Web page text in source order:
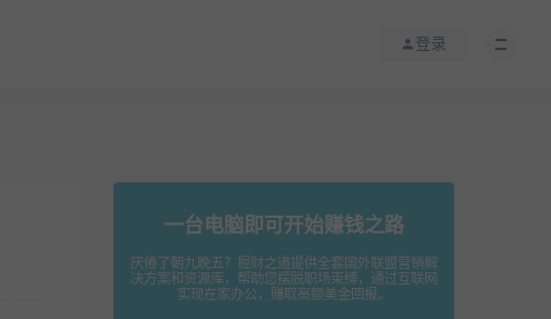
登录
一台电脑即可开始赚钱之路
厌倦了朝九晚五？掘财之道提供全套国外联盟营销解
决方案和资源库，帮助您摆脱职场束缚，通过互联网
实现在家办公，赚取高额美金回报。